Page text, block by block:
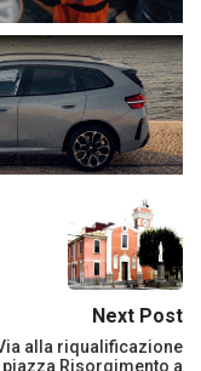
Next Post
alla riqualificazione
piazza Risorgimento a